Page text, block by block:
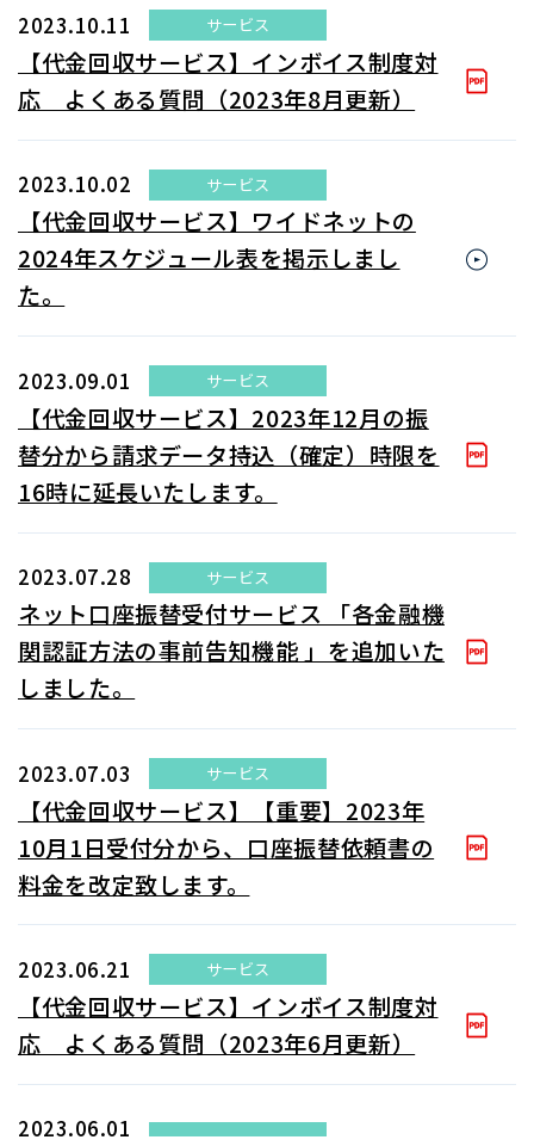
2023.10.11 サービス
【代金回収サービス】インボイス制度対
応 よくある質問（2023年8月更新）
2023.10.02 サービス
【代金回収サービス】ワイドネットの
2024年スケジュール表を掲示しまし
た。
2023.09.01 サービス
【代金回収サービス】2023年12月の振
替分から請求データ持込（確定）時限を
16時に延長いたします。
2023.07.28 サービス
ネット口座振替受付サービス 「各金融機
関認証方法の事前告知機能 」を追加いた
しました。
2023.07.03 サービス
【代金回収サービス】【重要】2023年
10月1日受付分から、口座振替依頼書の
料金を改定致します。
2023.06.21 サービス
【代金回収サービス】インボイス制度対
応 よくある質問（2023年6月更新）
2023.06.01